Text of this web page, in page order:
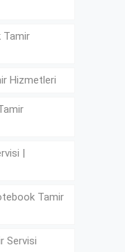
Tamir
Hizmetleri
|
Tamir
Servisi